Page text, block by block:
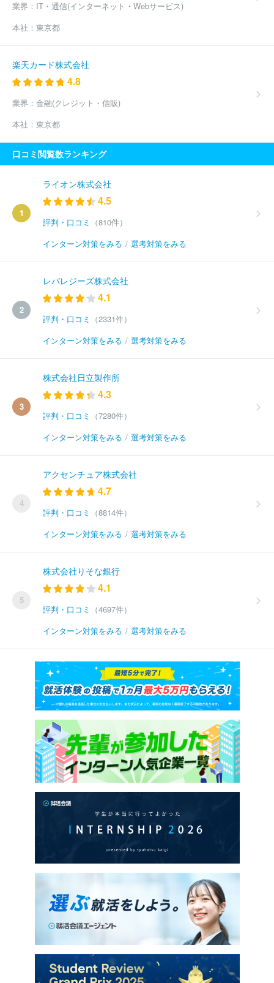
業界： IT・通信(インターネット・Webサービス)
本社： 東京都
楽天カード株式会社
4.8
業界： 金融(クレジット・信販)
本社： 東京都
口コミ閲覧数ランキング
1
ライオン株式会社
4.5
評判・口コミ
（810件）
インターン対策をみる / 選考対策をみる
2
レバレジーズ株式会社
4.1
評判・口コミ
（2331件）
インターン対策をみる / 選考対策をみる
3
株式会社日立製作所
4.3
評判・口コミ
（7280件）
インターン対策をみる / 選考対策をみる
4
アクセンチュア株式会社
4.7
評判・口コミ
（8814件）
インターン対策をみる / 選考対策をみる
5
株式会社りそな銀行
4.1
評判・口コミ
（4697件）
インターン対策をみる / 選考対策をみる